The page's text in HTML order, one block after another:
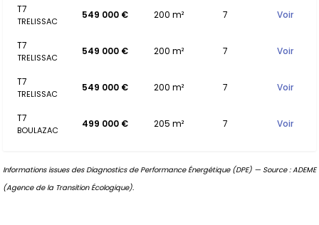
T7
TRELISSAC
549 000 € 200 m² 7 Voir
T7
TRELISSAC
549 000 € 200 m² 7 Voir
T7
TRELISSAC
549 000 € 200 m² 7 Voir
T7
BOULAZAC
499 000 € 205 m² 7 Voir
Informations issues des Diagnostics de Performance Énergétique (DPE) — Source : ADEME
(Agence de la Transition Écologique).